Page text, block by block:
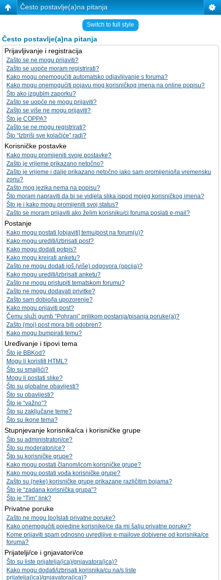
Često postavlje(a)na pitanja
Switch to full style
Često postavlje(a)na pitanja
Prijavljivanje i registracija
Zašto se ne mogu prijaviti?
Zašto se uopće moram registrirati?
Kako mogu onemogućiti automatsko odjavljivanje s foruma?
Kako mogu onemogućiti pojavu mog korisničkog imena na online popisu?
Što ako izgubim zaporku?
Zašto se uopće ne mogu prijaviti?
Zašto se više ne mogu prijaviti?
Što je COPPA?
Zašto se ne mogu registrirati?
Što “Izbriši sve kolačiće” radi?
Korisničke postavke
Kako mogu promijeniti svoje postavke?
Zašto je vrijeme prikazano netočno?
Zašto je vrijeme i dalje prikazano netočno iako sam promijenio/la vremensku
zonu?
Zašto mog jezika nema na popisu?
Što moram napraviti da bi se vidjela slika ispod mojeg korisničkog imena?
Što je i kako mogu promijeniti svoj status?
Zašto se moram prijaviti ako želim korisniku/ci foruma poslati e-mail?
Postanje
Kako mogu postati [objaviti] temu/post na forum(u)?
Kako mogu urediti/izbrisati post?
Kako mogu dodati potpis?
Kako mogu kreirati anketu?
Zašto ne mogu dodati još (više) odgovora (opcija)?
Kako mogu urediti/izbrisati anketu?
Zašto ne mogu pristupiti tematskom forumu?
Zašto ne mogu dodavati privitke?
Zašto sam dobio/la upozorenje?
Kako mogu prijaviti post?
Čemu služi gumb “Pohrani” prilikom postanja/pisanja poruke(a)?
Zašto (moj) post mora biti odobren?
Kako mogu bumpirati temu?
Uređivanje i tipovi tema
Što je BBKod?
Mogu li koristiti HTML?
Što su smajlići?
Mogu li postati slike?
Što su globalne obavijesti?
Što su obavijesti?
Što je “važno”?
Što su zaključane teme?
Što su ikone tema?
Stupnjevanje korisnika/ca i korisničke grupe
Što su administratori/ce?
Što su moderatori/ce?
Što su korisničke grupe?
Kako mogu postati članom/icom korisničke grupe?
Kako mogu postati vođa korisničke grupe?
Zašto su (neke) korisničke grupe prikazane različitim bojama?
Što je “zadana korisnička grupa”?
Što je “Tim” link?
Privatne poruke
Zašto ne mogu [po]slati privatne poruke?
Kako onemogućiti pojedine korisnike/ce da mi šalju privatne poruke?
Kome prijaviti spam odnosno uvredljive e-mailove dobivene od korisnika/ce
foruma?
Prijatelji/ce i gnjavatori/ce
Što su liste prijatelja(ica)/gnjavatora(ica)?
Kako mogu dodati/izbrisati korisnika/cu na/s liste
prijatelja(ica)/gnjavatora(ica)?